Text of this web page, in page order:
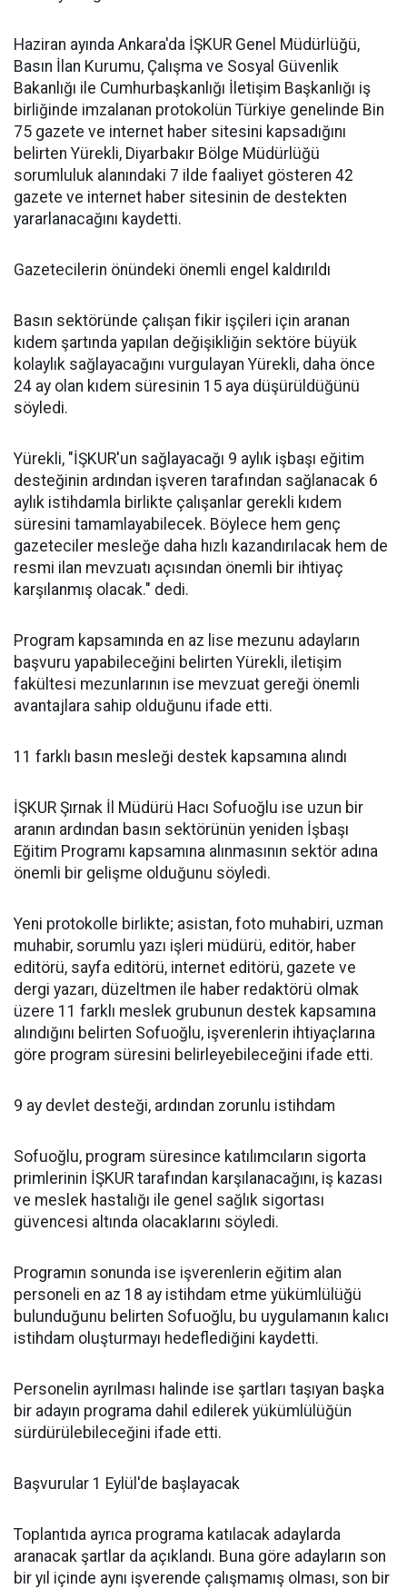
Haziran ayında Ankara'da İŞKUR Genel Müdürlüğü,
Basın İlan Kurumu, Çalışma ve Sosyal Güvenlik
Bakanlığı ile Cumhurbaşkanlığı İletişim Başkanlığı iş
birliğinde imzalanan protokolün Türkiye genelinde Bin
75 gazete ve internet haber sitesini kapsadığını
belirten Yürekli, Diyarbakır Bölge Müdürlüğü
sorumluluk alanındaki 7 ilde faaliyet gösteren 42
gazete ve internet haber sitesinin de destekten
yararlanacağını kaydetti.
Gazetecilerin önündeki önemli engel kaldırıldı
Basın sektöründe çalışan fikir işçileri için aranan
kıdem şartında yapılan değişikliğin sektöre büyük
kolaylık sağlayacağını vurgulayan Yürekli, daha önce
24 ay olan kıdem süresinin 15 aya düşürüldüğünü
söyledi.
Yürekli, "İŞKUR'un sağlayacağı 9 aylık işbaşı eğitim
desteğinin ardından işveren tarafından sağlanacak 6
aylık istihdamla birlikte çalışanlar gerekli kıdem
süresini tamamlayabilecek. Böylece hem genç
gazeteciler mesleğe daha hızlı kazandırılacak hem de
resmi ilan mevzuatı açısından önemli bir ihtiyaç
karşılanmış olacak." dedi.
Program kapsamında en az lise mezunu adayların
başvuru yapabileceğini belirten Yürekli, iletişim
fakültesi mezunlarının ise mevzuat gereği önemli
avantajlara sahip olduğunu ifade etti.
11 farklı basın mesleği destek kapsamına alındı
İŞKUR Şırnak İl Müdürü Hacı Sofuoğlu ise uzun bir
aranın ardından basın sektörünün yeniden İşbaşı
Eğitim Programı kapsamına alınmasının sektör adına
önemli bir gelişme olduğunu söyledi.
Yeni protokolle birlikte; asistan, foto muhabiri, uzman
muhabir, sorumlu yazı işleri müdürü, editör, haber
editörü, sayfa editörü, internet editörü, gazete ve
dergi yazarı, düzeltmen ile haber redaktörü olmak
üzere 11 farklı meslek grubunun destek kapsamına
alındığını belirten Sofuoğlu, işverenlerin ihtiyaçlarına
göre program süresini belirleyebileceğini ifade etti.
9 ay devlet desteği, ardından zorunlu istihdam
Sofuoğlu, program süresince katılımcıların sigorta
primlerinin İŞKUR tarafından karşılanacağını, iş kazası
ve meslek hastalığı ile genel sağlık sigortası
güvencesi altında olacaklarını söyledi.
Programın sonunda ise işverenlerin eğitim alan
personeli en az 18 ay istihdam etme yükümlülüğü
bulunduğunu belirten Sofuoğlu, bu uygulamanın kalıcı
istihdam oluşturmayı hedeflediğini kaydetti.
Personelin ayrılması halinde ise şartları taşıyan başka
bir adayın programa dahil edilerek yükümlülüğün
sürdürülebileceğini ifade etti.
Başvurular 1 Eylül'de başlayacak
Toplantıda ayrıca programa katılacak adaylarda
aranacak şartlar da açıklandı. Buna göre adayların son
bir yıl içinde aynı işverende çalışmamış olması, son bir